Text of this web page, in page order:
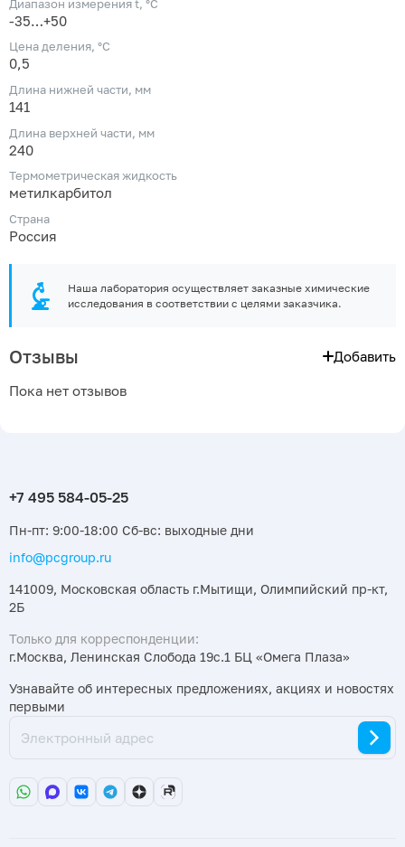
Диапазон измерения t, °С
-35…+50
Цена деления, °С
0,5
Длина нижней части, мм
141
Длина верхней части, мм
240
Термометрическая жидкость
метилкарбитол
Страна
Россия
Наша лаборатория осуществляет заказные химические
исследования в соответствии с целями заказчика.
Отзывы Добавить
Пока нет отзывов
Пн-пт: 9:00-18:00 Сб-вс: выходные дни
info@pcgroup.ru
141009, Московская область г.Мытищи, Олимпийский пр-кт,
2Б
Только для корреспонденции:
г.Москва, Ленинская Слобода 19с.1 БЦ «Омега Плаза»
Узнавайте об интересных предложениях, акциях и новостях
первыми